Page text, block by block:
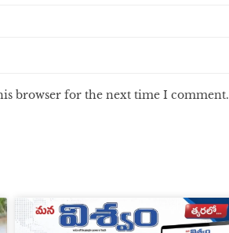
browser for the next time I comment.